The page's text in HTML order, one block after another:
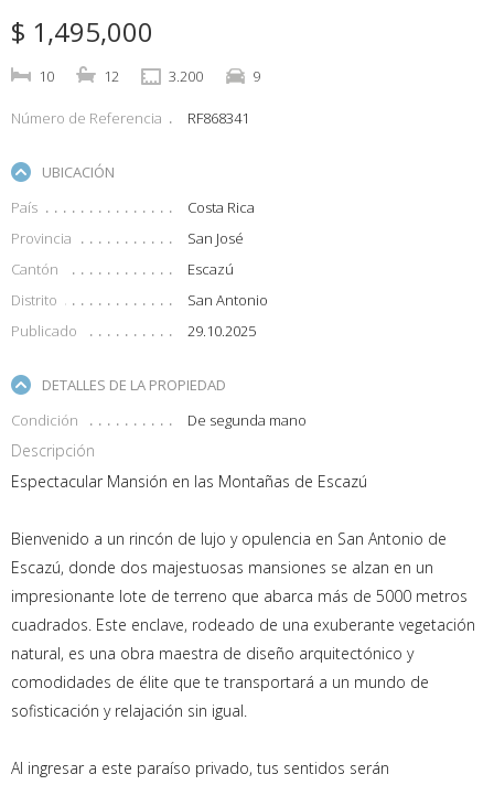
$ 1,495,000
10 12 3.200 9
Número de Referencia RF868341
UBICACIÓN
País
Costa Rica
Provincia
San José
Cantón
Escazú
Distrito
San Antonio
Publicado
29.10.2025
DETALLES DE LA PROPIEDAD
Condición
De segunda mano
Descripción
Espectacular Mansión en las Montañas de Escazú
Bienvenido a un rincón de lujo y opulencia en San Antonio de
Escazú, donde dos majestuosas mansiones se alzan en un
impresionante lote de terreno que abarca más de 5000 metros
cuadrados. Este enclave, rodeado de una exuberante vegetación
natural, es una obra maestra de diseño arquitectónico y
comodidades de élite que te transportará a un mundo de
sofisticación y relajación sin igual.
Al ingresar a este paraíso privado, tus sentidos serán